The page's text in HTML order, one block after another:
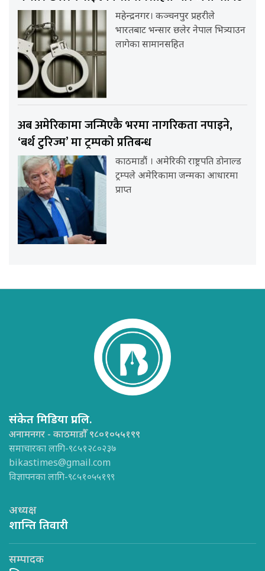
महेन्द्रनगर। कञ्चनपुर प्रहरीले
भारतबाट भन्सार छलेर नेपाल भित्र्याउन
लागेका सामानसहित
अब अमेरिकामा जन्मिएकै भरमा नागरिकता नपाइने,
‘बर्थ टुरिज्म’ मा ट्रम्पको प्रतिबन्ध
काठमाडौं । अमेरिकी राष्ट्रपति डोनाल्ड
ट्रम्पले अमेरिकामा जन्मका आधारमा
प्राप्त
संकेत मिडिया प्रा.लि.
अनामनगर - काठमाडौँ ९८०१०५५१९९
समाचारका लागि-९८५१२८०२३७
bikastimes@gmail.com
विज्ञापनका लागि-९८५१०५५१९९
अध्यक्ष
शान्ति तिवारी
सम्पादक